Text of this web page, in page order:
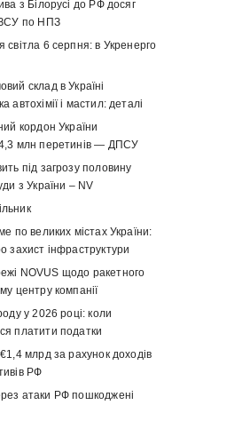
з Білорусі до РФ досяг
ЗСУ по НПЗ
світла 6 серпня: в Укренерго
склад в Україні
автохімії і мастил: деталі
кордон України
млн перетинів — ДПСУ
під загрозу половину
з України – NV
по великих містах України:
захист інфраструктури
NOVUS щодо ракетного
центру компанії
у 2026 році: коли
платити податки
млрд за рахунок доходів
РФ
атаки РФ пошкоджені